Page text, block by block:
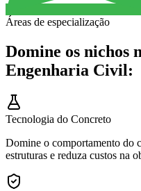
Áreas de especialização
Domine os nichos
Engenharia Civil:
Tecnologia do Concreto
Domine o comportamento do
estruturas e reduza custos na